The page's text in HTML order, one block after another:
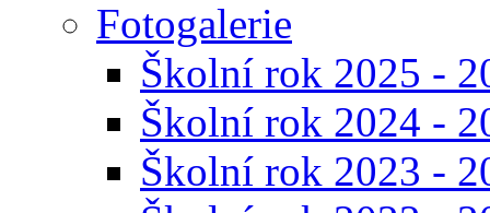
Fotogalerie
Školní rok 2025 -
Školní rok 2024 -
Školní rok 2023 -